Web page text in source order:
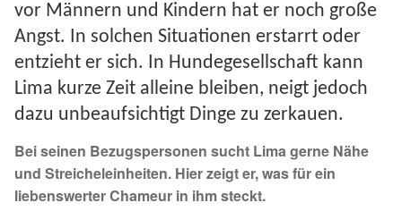
Juli bis Dezember 2022
Januar bis Juni 2022
Spenden 2021
Juli bis Dezember 2021
Fördermitgliedschaft
vor Männern und Kindern hat er noch große
Angst. In solchen Situationen erstarrt oder
entzieht er sich. In Hundegesellschaft kann
Lima kurze Zeit alleine bleiben, neigt jedoch
dazu unbeaufsichtigt Dinge zu zerkauen.
Bei seinen Bezugspersonen sucht Lima gerne Nähe
und Streicheleinheiten. Hier zeigt er, was für ein
liebenswerter Chameur in ihm steckt.